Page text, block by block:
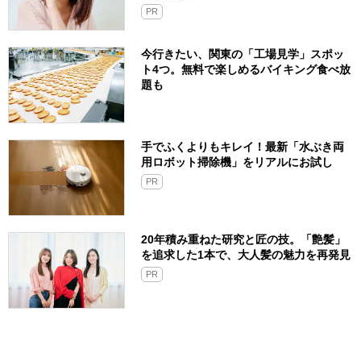
PR
今行きたい、関東の「工場見学」スポッ
ト4つ。無料で楽しめるバイキング食べ放
題も
手でふくよりもキレイ！最新「水ぶき両
用ロボット掃除機」をリアルにお試し
PR
20年積み重ねた研究と匠の技。「艶髪」
を追求した1本で、大人髪の魅力を再発見
PR